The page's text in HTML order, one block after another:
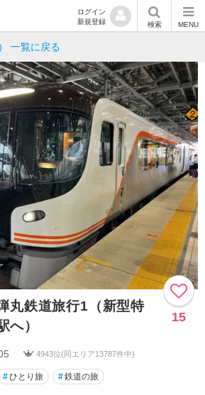
ログイン
新規登録
検索 MENU
一覧に戻る
丸鉄道旅行1（新型特
へ）
15
4943位(同エリア13787件中)
#ひとり旅 #鉄道の旅